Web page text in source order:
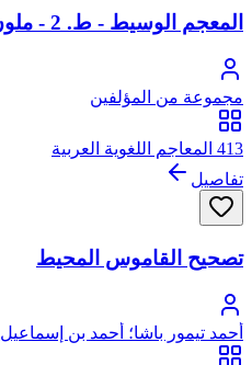
المعجم الوسيط - ط. 2 - ملون
مجموعة من المؤلفين
413 المعاجم اللغوية العربية
تفاصيل
تصحيح القاموس المحيط
أحمد تيمور باشا؛ أحمد بن